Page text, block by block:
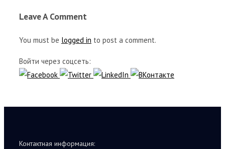
Leave A Comment
You must be logged in to post a comment.
Войти через соцсеть:
Контактная информация: